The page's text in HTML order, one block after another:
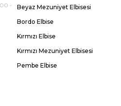
-
Beyaz Mezuniyet Elbisesi
Bordo Elbise
Kırmızı Elbise
Kırmızı Mezuniyet Elbisesi
Pembe Elbise